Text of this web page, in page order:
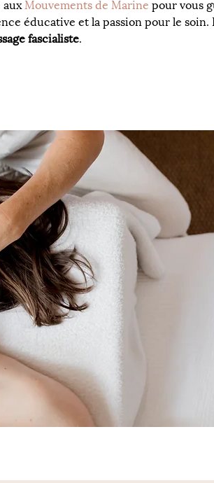
aux Mouvements de Marine pour vous
éducative et la passion pour le
fascialiste.